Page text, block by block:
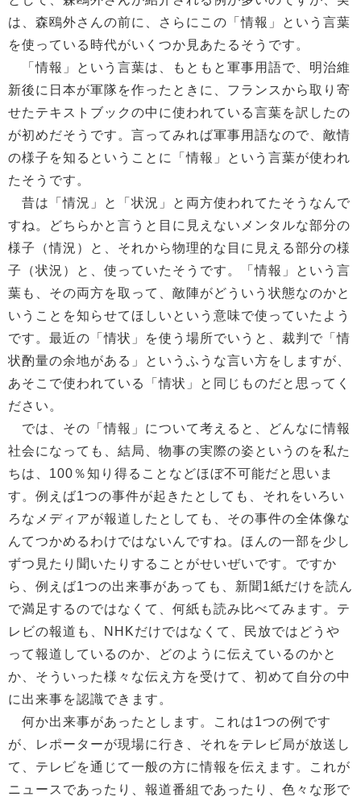
は、森鴎外さんの前に、さらにこの「情報」という言葉
を使っている時代がいくつか見あたるそうです。
「情報」という言葉は、もともと軍事用語で、明治維
新後に日本が軍隊を作ったときに、フランスから取り寄
せたテキストブックの中に使われている言葉を訳したの
が初めだそうです。言ってみれば軍事用語なので、敵情
の様子を知るということに「情報」という言葉が使われ
たそうです。
昔は「情況」と「状況」と両方使われてたそうなんで
すね。どちらかと言うと目に見えないメンタルな部分の
様子（情況）と、それから物理的な目に見える部分の様
子（状況）と、使っていたそうです。「情報」という言
葉も、その両方を取って、敵陣がどういう状態なのかと
いうことを知らせてほしいという意味で使っていたよう
です。最近の「情状」を使う場所でいうと、裁判で「情
状酌量の余地がある」というふうな言い方をしますが、
あそこで使われている「情状」と同じものだと思ってく
ださい。
では、その「情報」について考えると、どんなに情報
社会になっても、結局、物事の実際の姿というのを私た
ちは、100％知り得ることなどほぼ不可能だと思いま
す。例えば1つの事件が起きたとしても、それをいろい
ろなメディアが報道したとしても、その事件の全体像な
んてつかめるわけではないんですね。ほんの一部を少し
ずつ見たり聞いたりすることがせいぜいです。ですか
ら、例えば1つの出来事があっても、新聞1紙だけを読ん
で満足するのではなくて、何紙も読み比べてみます。テ
レビの報道も、NHKだけではなくて、民放ではどうや
って報道しているのか、どのように伝えているのかと
か、そういった様々な伝え方を受けて、初めて自分の中
に出来事を認識できます。
何か出来事があったとします。これは1つの例です
が、レポーターが現場に行き、それをテレビ局が放送し
て、テレビを通じて一般の方に情報を伝えます。これが
ニュースであったり、報道番組であったり、色々な形で